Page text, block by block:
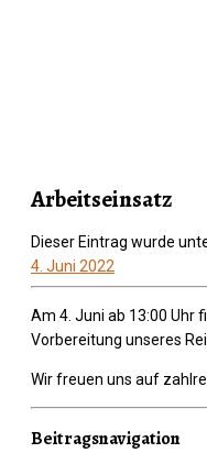
Arbeitseinsatz
Dieser Eintrag wurde
4. Juni 2022
Am 4. Juni ab 13:00 Uhr
Vorbereitung unseres
Wir freuen uns auf
Beitragsnavigation